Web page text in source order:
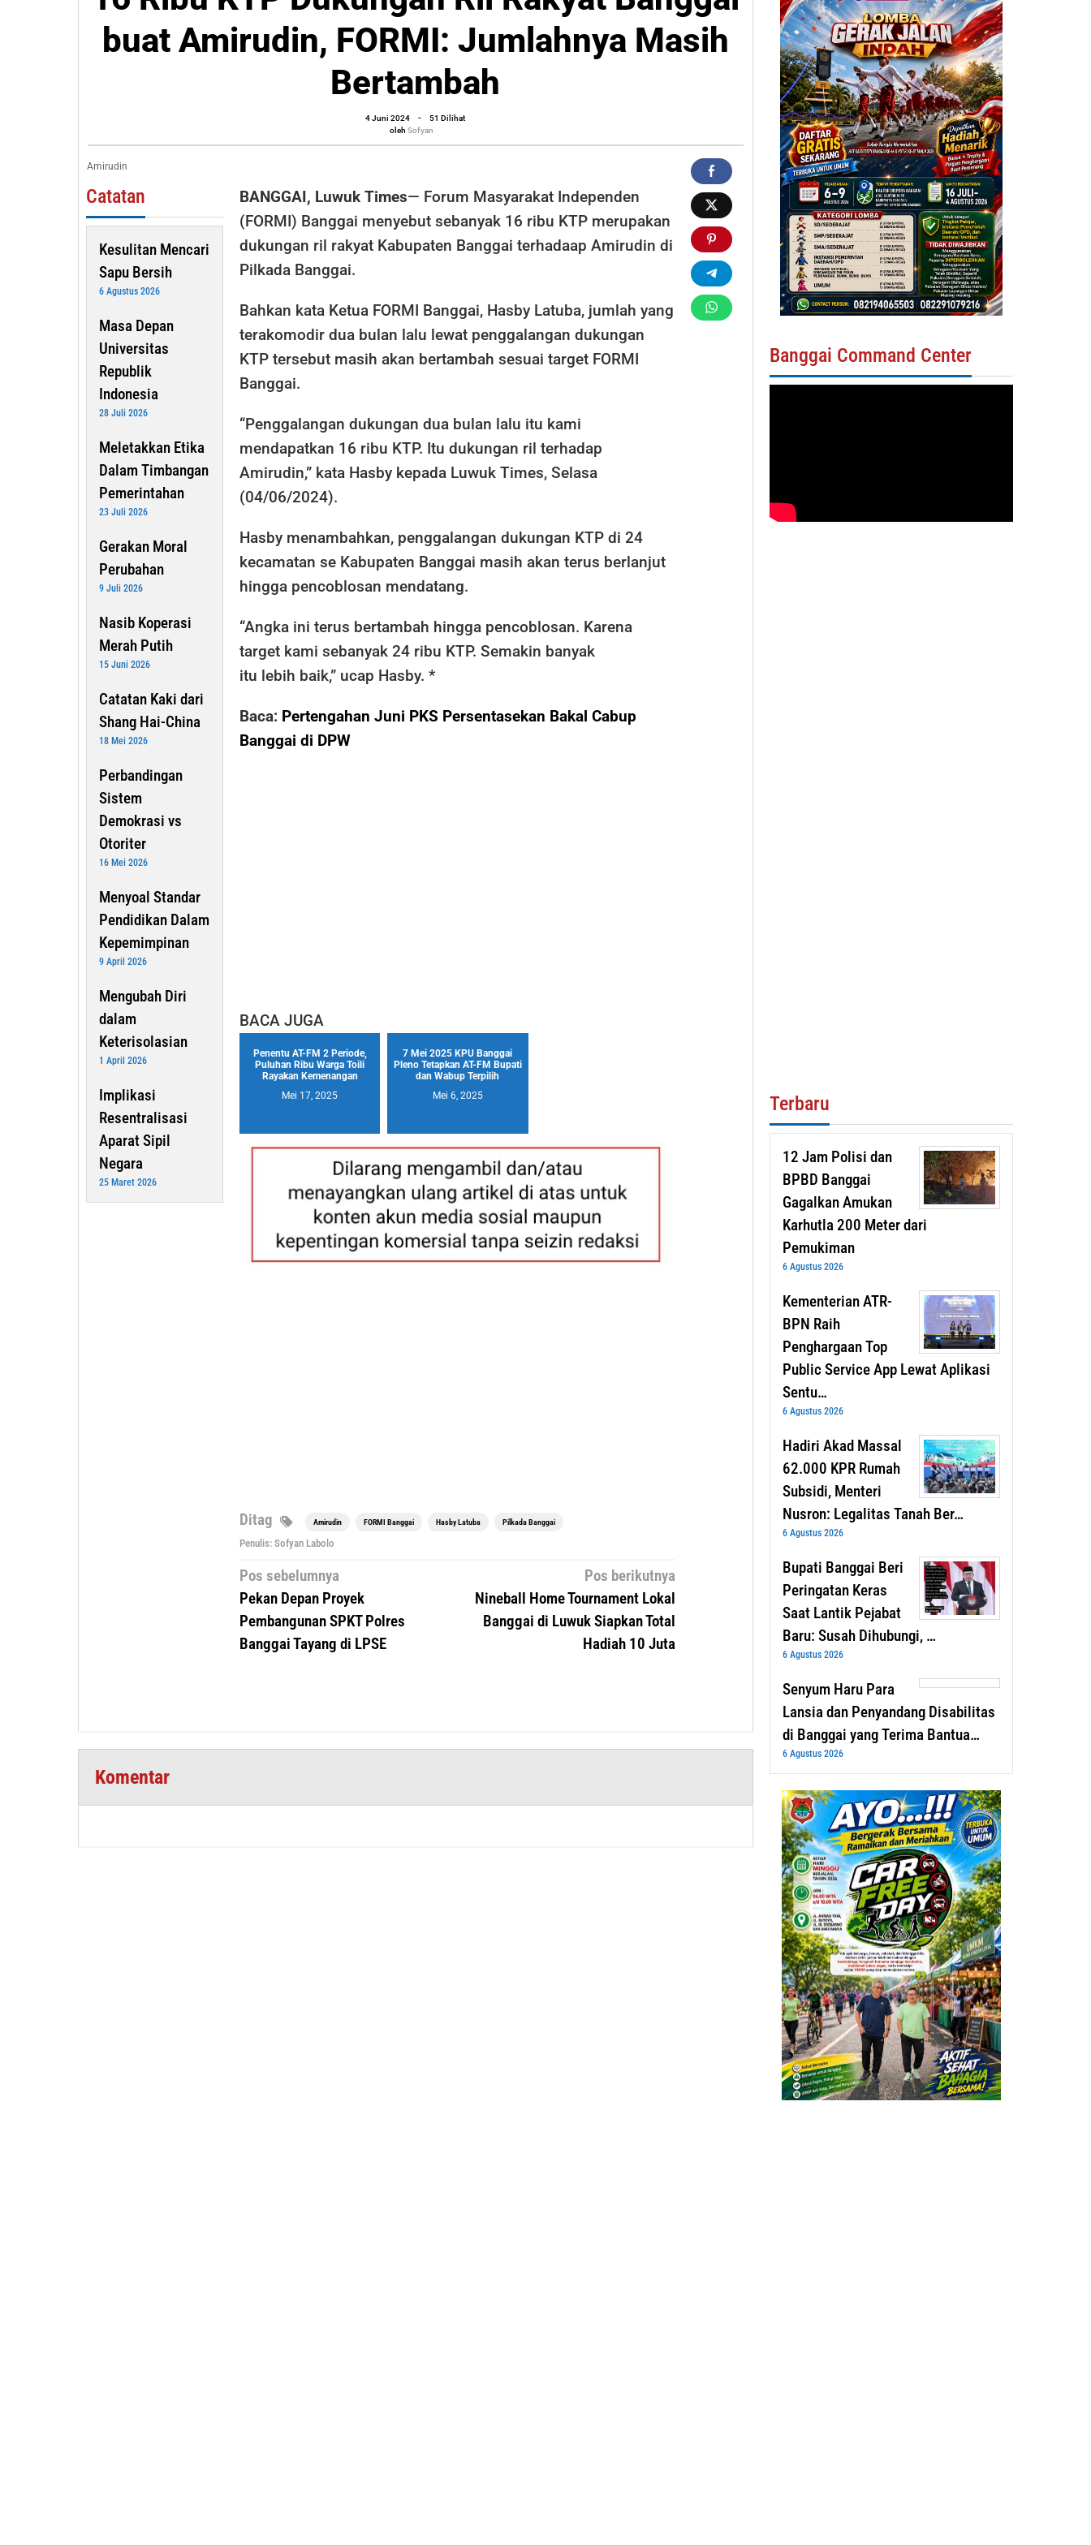
Dukungan
Ril
Rakyat
Banggai
FORMI:
Masih
Bertambah
buat Amirudin, FORMI: Jumlahnya Masih
Bertambah
4 Juni 2024
oleh
Sofyan
-
51 Dilihat
oleh Sofyan
Amirudin
Catatan
Kesulitan Mencari
Sapu Bersih
6 Agustus 2026
Masa Depan
Universitas
Republik
Indonesia
28 Juli 2026
Meletakkan Etika
Dalam Timbangan
Pemerintahan
23 Juli 2026
Gerakan Moral
Perubahan
9 Juli 2026
Nasib Koperasi
Merah Putih
15 Juni 2026
Catatan Kaki dari
Shang Hai-China
18 Mei 2026
Perbandingan
Sistem
Demokrasi vs
Otoriter
16 Mei 2026
Menyoal Standar
Pendidikan Dalam
Kepemimpinan
9 April 2026
Mengubah Diri
dalam
Keterisolasian
1 April 2026
Implikasi
Resentralisasi
Aparat Sipil
Negara
25 Maret 2026
BANGGAI, Luwuk Times— Forum Masyarakat Independen
(FORMI) Banggai menyebut sebanyak 16 ribu KTP merupakan
dukungan ril rakyat Kabupaten Banggai terhadaap Amirudin di
Pilkada Banggai.
Bahkan kata Ketua FORMI Banggai, Hasby Latuba, jumlah yang
terakomodir dua bulan lalu lewat penggalangan dukungan
KTP tersebut masih akan bertambah sesuai target FORMI
Banggai.
“Penggalangan dukungan dua bulan lalu itu kami
mendapatkan 16 ribu KTP. Itu dukungan ril terhadap
Amirudin,” kata Hasby kepada Luwuk Times, Selasa
(04/06/2024).
Hasby menambahkan, penggalangan dukungan KTP di 24
kecamatan se Kabupaten Banggai masih akan terus berlanjut
hingga pencoblosan mendatang.
“Angka ini terus bertambah hingga pencoblosan. Karena
target kami sebanyak 24 ribu KTP. Semakin banyak
itu lebih baik,” ucap Hasby. *
Baca: Pertengahan Juni PKS Persentasekan Bakal Cabup
Banggai di DPW
BACA JUGA
Penentu AT-FM 2 Periode,
Puluhan Ribu Warga Toili
Rayakan Kemenangan
Mei 17, 2025
7 Mei 2025 KPU Banggai
Pleno Tetapkan AT-FM Bupati
dan Wabup Terpilih
Mei 6, 2025
Ditag Amirudin FORMI Banggai Hasby Latuba Pilkada Banggai
Penulis: Sofyan Labolo
Navigasi
pos
Pos sebelumnya
Pekan Depan Proyek
Pembangunan SPKT Polres
Banggai Tayang di LPSE
Pos berikutnya
Nineball Home Tournament Lokal
Banggai di Luwuk Siapkan Total
Hadiah 10 Juta
Komentar
Banggai Command Center
Terbaru
12 Jam Polisi dan
BPBD Banggai
Gagalkan Amukan
Karhutla 200 Meter dari
Pemukiman
6 Agustus 2026
Kementerian ATR-
BPN Raih
Penghargaan Top
Public Service App Lewat Aplikasi
Sentu…
6 Agustus 2026
Hadiri Akad Massal
62.000 KPR Rumah
Subsidi, Menteri
Nusron: Legalitas Tanah Ber…
6 Agustus 2026
Bupati Banggai Beri
Peringatan Keras
Saat Lantik Pejabat
Baru: Susah Dihubungi, …
6 Agustus 2026
Senyum Haru Para
Lansia dan Penyandang Disabilitas
di Banggai yang Terima Bantua…
6 Agustus 2026